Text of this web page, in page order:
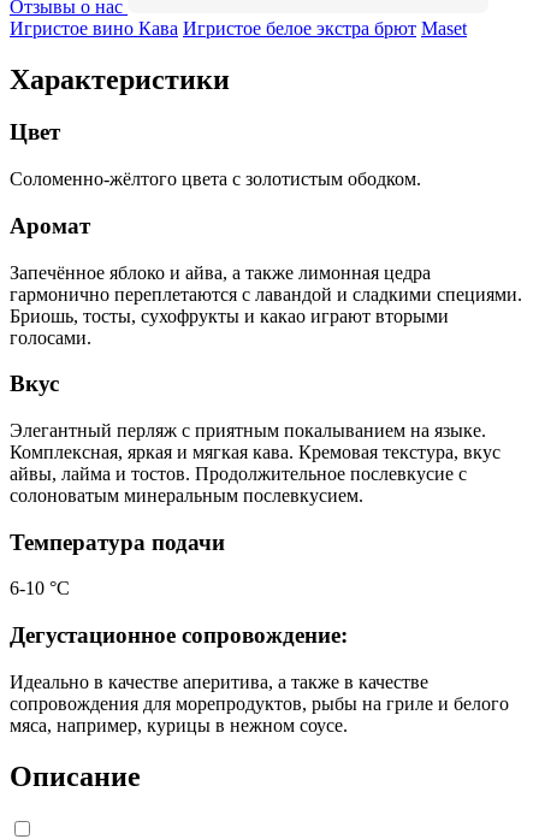
Отзывы о нас
Игристое вино Кава Игристое белое экстра брют Maset
Характеристики
Цвет
Соломенно-жёлтого цвета с золотистым ободком.
Аромат
Запечённое яблоко и айва, а также лимонная цедра
гармонично переплетаются с лавандой и сладкими специями.
Бриошь, тосты, сухофрукты и какао играют вторыми
голосами.
Вкус
Элегантный перляж с приятным покалыванием на языке.
Комплексная, яркая и мягкая кава. Кремовая текстура, вкус
айвы, лайма и тостов. Продолжительное послевкусие с
солоноватым минеральным послевкусием.
Температура подачи
6-10 °С
Дегустационное сопровождение:
Идеально в качестве аперитива, а также в качестве
сопровождения для морепродуктов, рыбы на гриле и белого
мяса, например, курицы в нежном соусе.
Описание